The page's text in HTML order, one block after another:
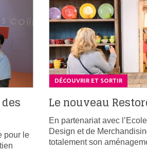
pour le
DÉCOUVRIR ET SORTIR
Le nouveau
En partenariat avec
Design et de
totalement son